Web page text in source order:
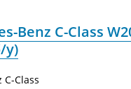
Benz C-Class
у)
C-Class